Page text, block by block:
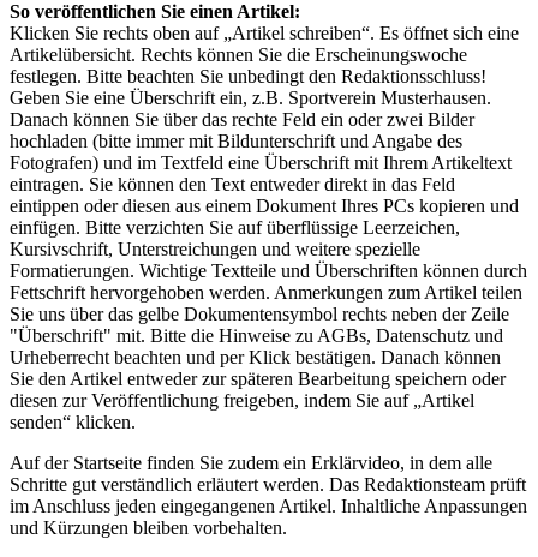
So veröffentlichen Sie einen Artikel:
Klicken Sie rechts oben auf „Artikel schreiben“. Es öffnet sich eine
Artikelübersicht. Rechts können Sie die Erscheinungswoche
festlegen. Bitte beachten Sie unbedingt den Redaktionsschluss!
Geben Sie eine Überschrift ein, z.B. Sportverein Musterhausen.
Danach können Sie über das rechte Feld ein oder zwei Bilder
hochladen (bitte immer mit Bildunterschrift und Angabe des
Fotografen) und im Textfeld eine Überschrift mit Ihrem Artikeltext
eintragen. Sie können den Text entweder direkt in das Feld
eintippen oder diesen aus einem Dokument Ihres PCs kopieren und
einfügen. Bitte verzichten Sie auf überflüssige Leerzeichen,
Kursivschrift, Unterstreichungen und weitere spezielle
Formatierungen. Wichtige Textteile und Überschriften können durch
Fettschrift hervorgehoben werden. Anmerkungen zum Artikel teilen
Sie uns über das gelbe Dokumentensymbol rechts neben der Zeile
"Überschrift" mit. Bitte die Hinweise zu AGBs, Datenschutz und
Urheberrecht beachten und per Klick bestätigen. Danach können
Sie den Artikel entweder zur späteren Bearbeitung speichern oder
diesen zur Veröffentlichung freigeben, indem Sie auf „Artikel
senden“ klicken.
Auf der Startseite finden Sie zudem ein Erklärvideo, in dem alle
Schritte gut verständlich erläutert werden. Das Redaktionsteam prüft
im Anschluss jeden eingegangenen Artikel. Inhaltliche Anpassungen
und Kürzungen bleiben vorbehalten.